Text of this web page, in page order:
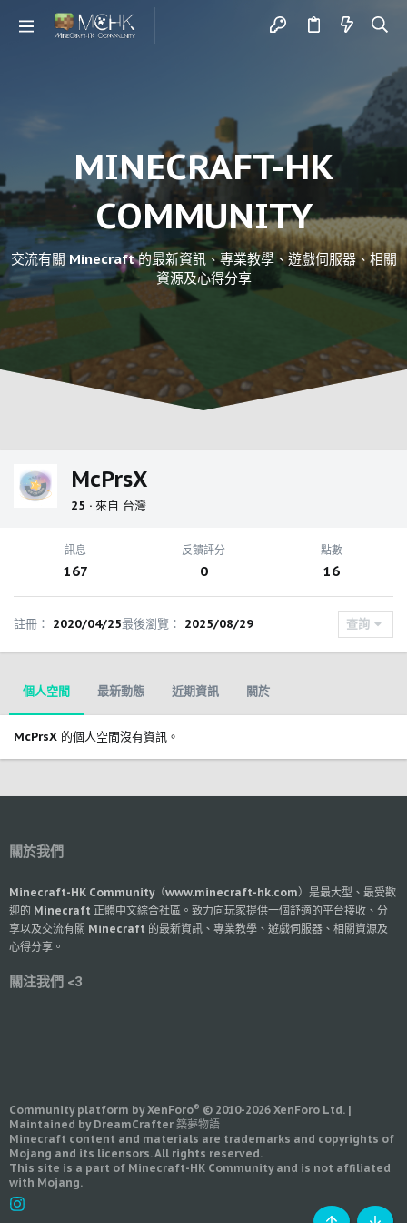
MINECRAFT-HK
COMMUNITY
交流有關 Minecraft 的最新資訊、專業教學、遊戲伺服器、相關
資源及心得分享
McPrsX
25 · 來自 台灣
訊息
167
反饋評分
0
點數
16
註冊 2020/04/25最後瀏覽 2025/08/29 查詢
個人空間 最新動態 近期資訊 關於
McPrsX 的個人空間沒有資訊。
關於我們
Minecraft-HK Community（www.minecraft-hk.com）是最大型、最受歡
迎的 Minecraft 正體中文綜合社區。致力向玩家提供一個舒適的平台接收、分
享以及交流有關 Minecraft 的最新資訊、專業教學、遊戲伺服器、相關資源及
心得分享。
關注我們 <3
Community platform by XenForo® © 2010-2026 XenForo Ltd. |
Maintained by DreamCrafter 築夢物語
Minecraft content and materials are trademarks and copyrights of
Mojang and its licensors. All rights reserved.
This site is a part of Minecraft-HK Community and is not affiliated
with Mojang.